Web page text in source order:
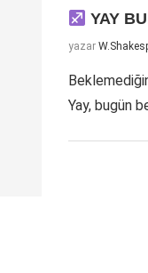
YAY
yazar
Yay, bugün